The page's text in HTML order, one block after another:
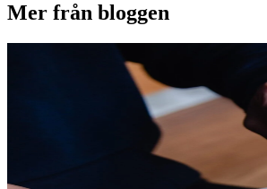
Mer från bloggen